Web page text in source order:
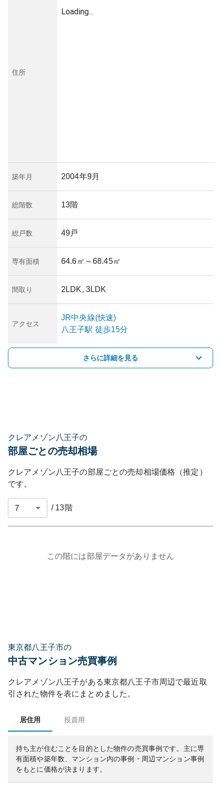
住所
Loading...
築年月 2004年9月
総階数 13階
総戸数 49戸
専有面積 64.6㎡ ～68.45㎡
間取り 2LDK, 3LDK
アクセス
JR中央線(快速)
八王子駅 徒歩15分
さらに詳細を見る
クレアメゾン八王子の
部屋ごとの売却相場
クレアメゾン八王子の部屋ごとの売却相場価格（推定）
です。
/ 13階
この階には部屋データがありません
東京都八王子市の
中古マンション売買事例
クレアメゾン八王子がある東京都八王子市周辺で最近取
引された物件を表にまとめました。
居住用 投資用
持ち主が住むことを目的とした物件の売買事例です。 主に専
有面積や築年数、マンション内の事例・周辺マンション事例
をもとに価格が決まります。